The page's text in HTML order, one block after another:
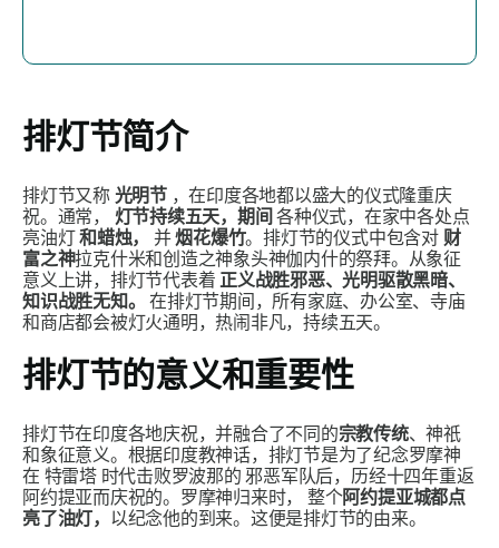
排灯节简介
排灯节又称 光明节，在印度各地都以盛大的仪式隆重庆
祝。通常， 灯节持续五天，期间 各种仪式，在家中各处点
亮油灯和蜡烛， 并烟花爆竹。排灯节的仪式中包含对 财
富之神拉克什米和创造之神象头神伽内什的祭拜。从象征
意义上讲，排灯节代表着正义战胜邪恶、光明驱散黑暗、
知识战胜无知。
在排灯节期间，所有家庭、办公室、寺庙
和商店都会被灯火通明，热闹非凡，持续五天。
排灯节的意义和重要性
排灯节在印度各地庆祝，并融合了不同的宗教传统、神祇
和象征意义。根据印度教神话，排灯节是为了纪念罗摩神
在 特雷塔 时代击败罗波那的邪恶军队后，历经十四年重返
阿约提亚而庆祝的。罗摩神归来时， 整个阿约提亚城都点
亮了油灯， 以纪念他的到来。这便是排灯节的由来。